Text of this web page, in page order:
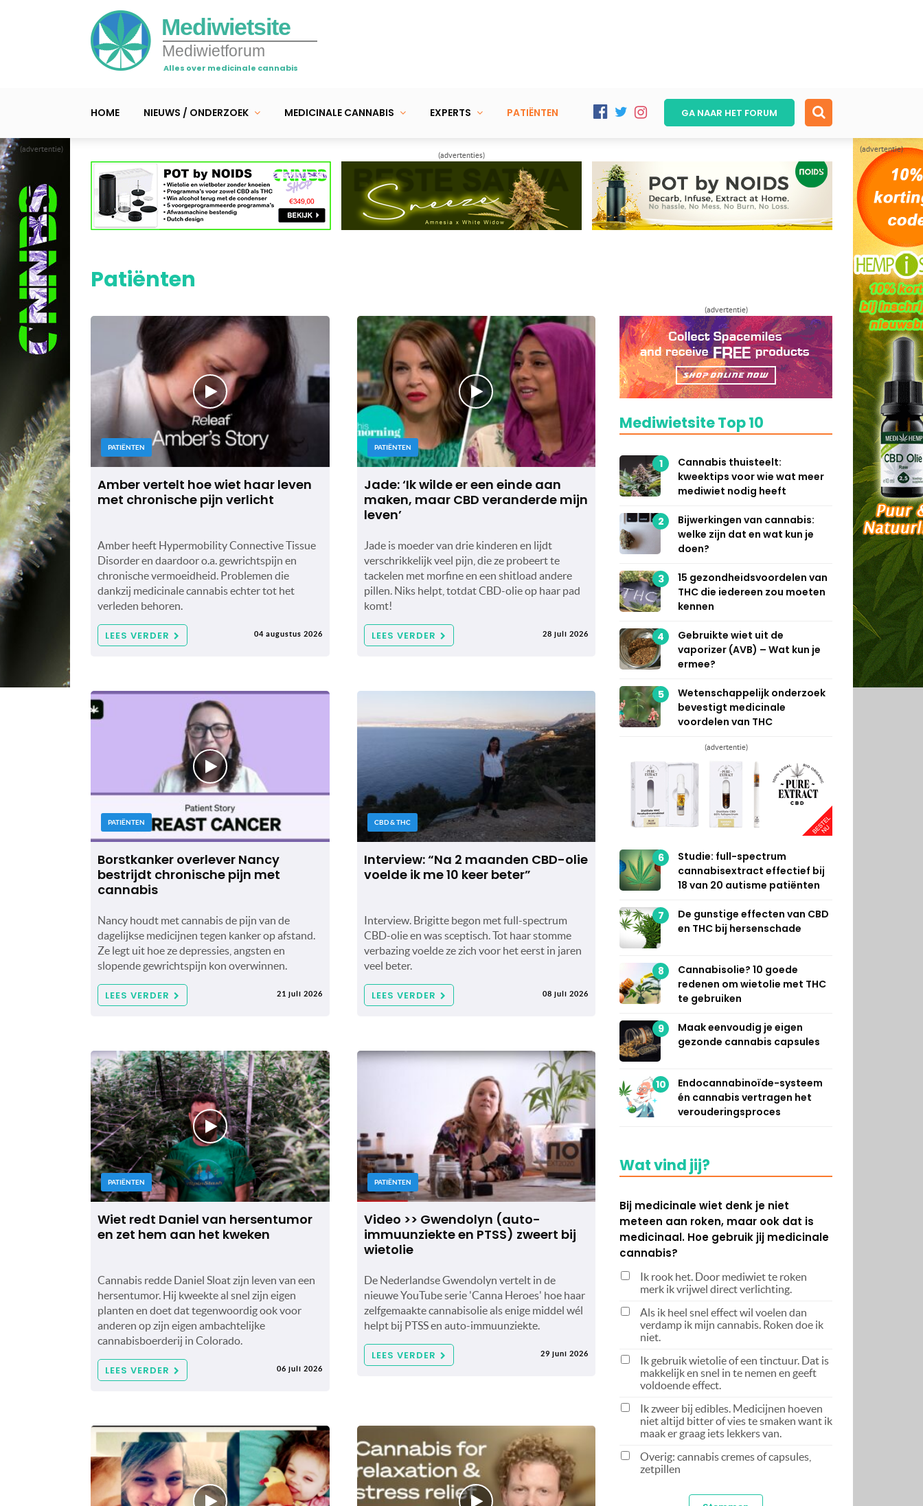
(advertentie) (advertentie)
Mediwietsite
Mediwietforum
Alles over medicinale cannabis
HOME NIEUWS / ONDERZOEK MEDICINALE CANNABIS EXPERTS PATIËNTEN GA NAAR HET FORUM
(advertenties)
Patiënten
PATIËNTEN
Amber vertelt hoe wiet haar leven
met chronische pijn verlicht
Amber heeft Hypermobility Connective Tissue
Disorder en daardoor o.a. gewrichtspijn en
chronische vermoeidheid. Problemen die
dankzij medicinale cannabis echter tot het
verleden behoren.
LEES VERDER 04 augustus 2026
PATIËNTEN
Jade: ‘Ik wilde er een einde aan
maken, maar CBD veranderde mijn
leven’
Jade is moeder van drie kinderen en lijdt
verschrikkelijk veel pijn, die ze probeert te
tackelen met morfine en een shitload andere
pillen. Niks helpt, totdat CBD-olie op haar pad
komt!
LEES VERDER 28 juli 2026
PATIËNTEN
Borstkanker overlever Nancy
bestrijdt chronische pijn met
cannabis
Nancy houdt met cannabis de pijn van de
dagelijkse medicijnen tegen kanker op afstand.
Ze legt uit hoe ze depressies, angsten en
slopende gewrichtspijn kon overwinnen.
LEES VERDER 21 juli 2026
CBD & THC
Interview: “Na 2 maanden CBD-olie
voelde ik me 10 keer beter”
Interview. Brigitte begon met full-spectrum
CBD-olie en was sceptisch. Tot haar stomme
verbazing voelde ze zich voor het eerst in jaren
veel beter.
LEES VERDER 08 juli 2026
PATIËNTEN
Wiet redt Daniel van hersentumor
en zet hem aan het kweken
Cannabis redde Daniel Sloat zijn leven van een
hersentumor. Hij kweekte al snel zijn eigen
planten en doet dat tegenwoordig ook voor
anderen op zijn eigen ambachtelijke
cannabisboerderij in Colorado.
LEES VERDER 06 juli 2026
PATIËNTEN
Video >> Gwendolyn (auto-
immuunziekte en PTSS) zweert bij
wietolie
De Nederlandse Gwendolyn vertelt in de
nieuwe YouTube serie 'Canna Heroes' hoe haar
zelfgemaakte cannabisolie als enige middel wél
helpt bij PTSS en auto-immuunziekte.
LEES VERDER 29 juni 2026
(advertentie)
Mediwietsite Top 10
1
Cannabis thuisteelt:
kweektips voor wie wat meer
mediwiet nodig heeft
2
Bijwerkingen van cannabis:
welke zijn dat en wat kun je
doen?
3
15 gezondheidsvoordelen van
THC die iedereen zou moeten
kennen
4
Gebruikte wiet uit de
vaporizer (AVB) – Wat kun je
ermee?
5
Wetenschappelijk onderzoek
bevestigt medicinale
voordelen van THC
(advertentie)
6
Studie: full-spectrum
cannabisextract effectief bij
18 van 20 autisme patiënten
7
De gunstige effecten van CBD
en THC bij hersenschade
8
Cannabisolie? 10 goede
redenen om wietolie met THC
te gebruiken
9
Maak eenvoudig je eigen
gezonde cannabis capsules
10
Endocannabinoïde-systeem
én cannabis vertragen het
verouderingsproces
Wat vind jij?
Bij medicinale wiet denk je niet
meteen aan roken, maar ook dat is
medicinaal. Hoe gebruik jij medicinale
cannabis?
Ik rook het. Door mediwiet te roken
merk ik vrijwel direct verlichting.
Als ik heel snel effect wil voelen dan
verdamp ik mijn cannabis. Roken doe ik
niet.
Ik gebruik wietolie of een tinctuur. Dat is
makkelijk en snel in te nemen en geeft
voldoende effect.
Ik zweer bij edibles. Medicijnen hoeven
niet altijd bitter of vies te smaken want ik
maak er graag iets lekkers van.
Overig: cannabis cremes of capsules,
zetpillen